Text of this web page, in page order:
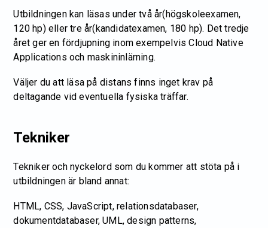
Utbildningen kan läsas under två år(högskoleexamen,
120 hp) eller tre år(kandidatexamen, 180 hp). Det tredje
året ger en fördjupning inom exempelvis Cloud Native
Applications och maskininlärning.
Väljer du att läsa på distans finns inget krav på
deltagande vid eventuella fysiska träffar.
Tekniker
Tekniker och nyckelord som du kommer att stöta på i
utbildningen är bland annat:
HTML, CSS, JavaScript, relationsdatabaser,
dokumentdatabaser, UML, design patterns,